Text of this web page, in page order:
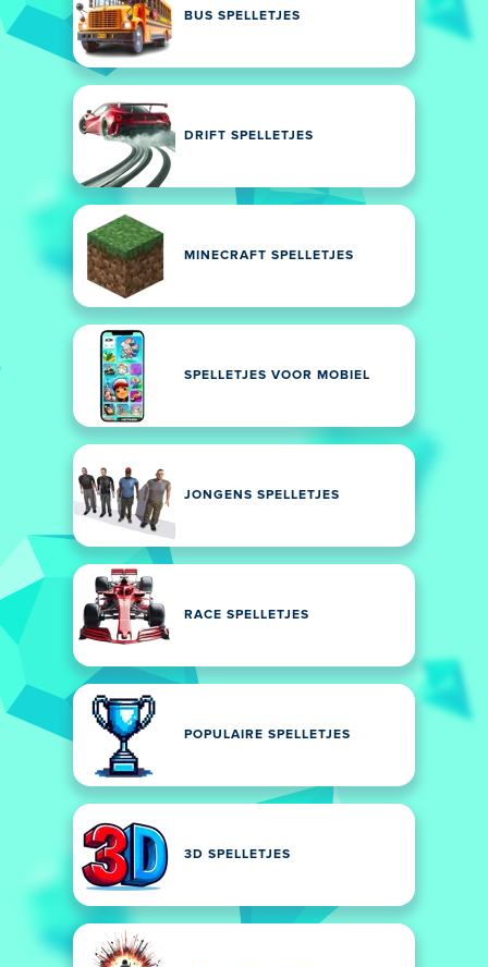
BUS SPELLETJES
DRIFT SPELLETJES
MINECRAFT SPELLETJES
SPELLETJES VOOR MOBIEL
JONGENS SPELLETJES
RACE SPELLETJES
POPULAIRE SPELLETJES
3D SPELLETJES